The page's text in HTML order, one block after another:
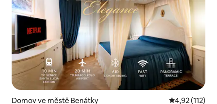
Domov ve městě Benátky Průměrné
4,92 (112)